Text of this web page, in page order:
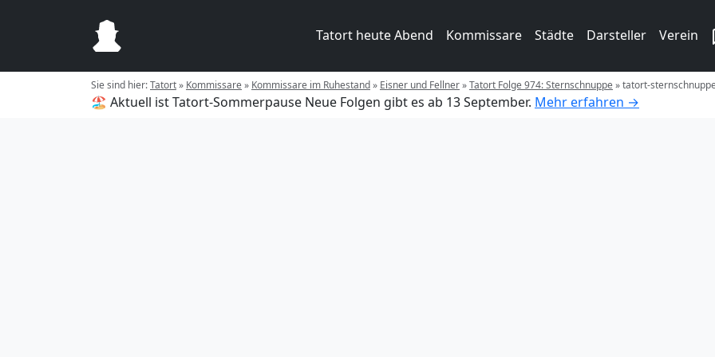
Tatort heute Abend Kommissare Städte Darsteller Verein
Sie sind hier:Tatort» Kommissare» Kommissare im Ruhestand» Eisner und Fellner»Tatort Folge 974: Sternschnuppe»tatort-
🏖️ Aktuell ist Tatort-Sommerpause Neue Folgen gibt es ab 13 September. Mehr erfahren →